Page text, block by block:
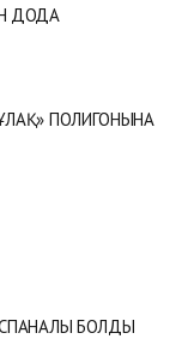
ДОДА
ПОЛИГОНЫНА
БОЛДЫ